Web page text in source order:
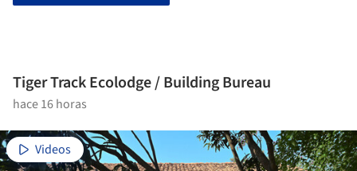
Tiger Track Ecolodge / Building Bureau
hace 16 horas
Videos